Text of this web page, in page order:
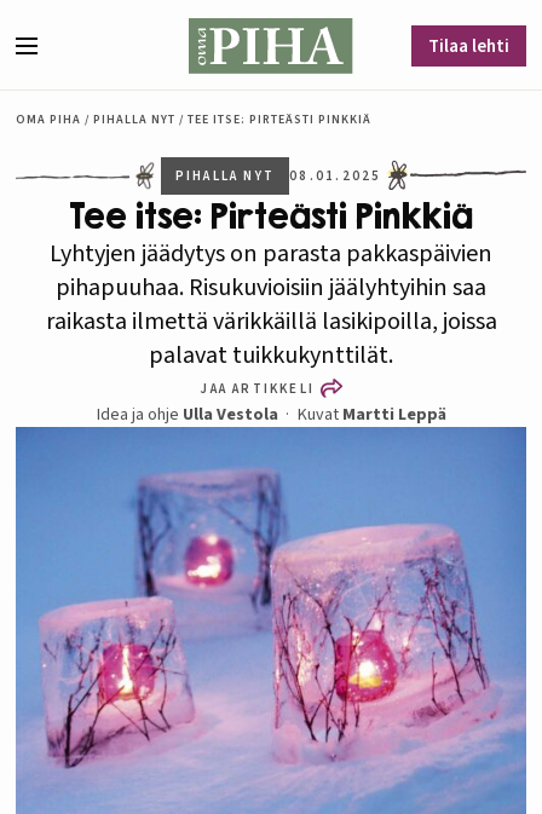
Tilaa lehti
OMA PIHA / PIHALLA NYT / TEE ITSE: PIRTEÄSTI PINKKIÄ
PIHALLA NYT 08.01.2025
Tee itse: Pirteästi Pinkkiä
Lyhtyjen jäädytys on parasta pakkaspäivien
pihapuuhaa. Risukuvioisiin jäälyhtyihin saa
raikasta ilmettä värikkäillä lasikipoilla, joissa
palavat tuikkukynttilät.
JAA ARTIKKELI
Idea ja ohje Ulla Vestola Kuvat Martti Leppä